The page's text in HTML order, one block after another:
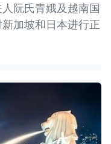
阮氏青娥及越南国
加坡和日本进行正